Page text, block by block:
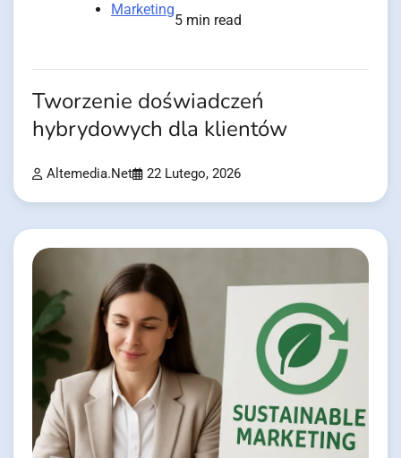
Marketing
5 min read
Tworzenie doświadczeń
hybrydowych dla klientów
Altemedia.net 22 Lutego, 2026